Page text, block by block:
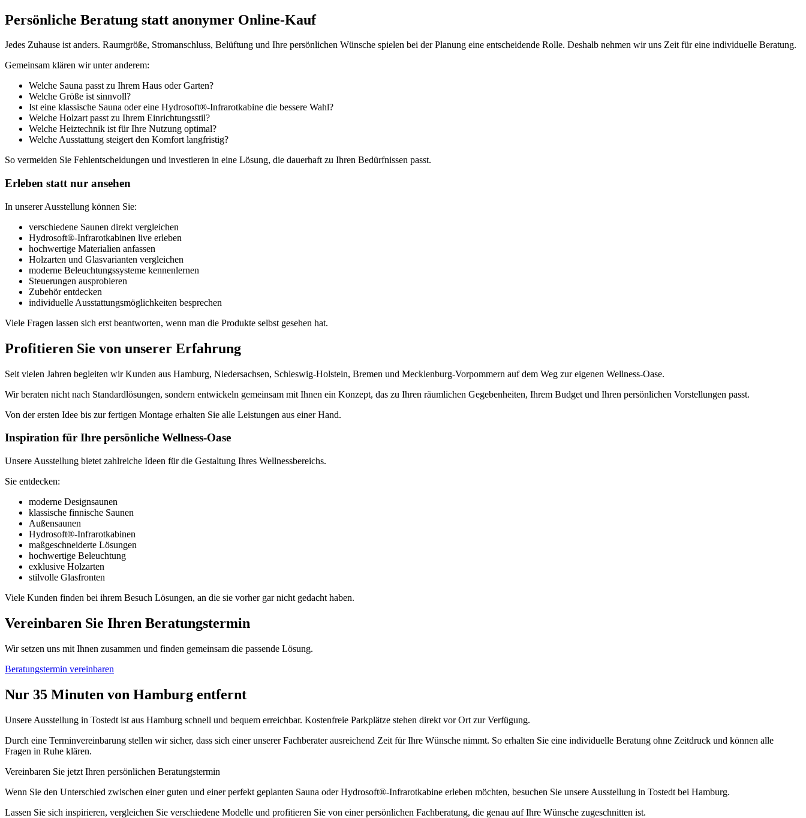
Persönliche Beratung statt anonymer Online-Kauf
Jedes Zuhause ist anders. Raumgröße, Stromanschluss, Belüftung und Ihre persönlichen Wünsche spielen bei der Planung eine entscheidende Rolle. Deshalb nehmen wir uns Zeit für eine individuelle Beratung.
Gemeinsam klären wir unter anderem:
Welche Sauna passt zu Ihrem Haus oder Garten?
Welche Größe ist sinnvoll?
Ist eine klassische Sauna oder eine Hydrosoft®-Infrarotkabine die bessere Wahl?
Welche Holzart passt zu Ihrem Einrichtungsstil?
Welche Heiztechnik ist für Ihre Nutzung optimal?
Welche Ausstattung steigert den Komfort langfristig?
So vermeiden Sie Fehlentscheidungen und investieren in eine Lösung, die dauerhaft zu Ihren Bedürfnissen passt.
Erleben statt nur ansehen
In unserer Ausstellung können Sie:
verschiedene Saunen direkt vergleichen
Hydrosoft®-Infrarotkabinen live erleben
hochwertige Materialien anfassen
Holzarten und Glasvarianten vergleichen
moderne Beleuchtungssysteme kennenlernen
Steuerungen ausprobieren
Zubehör entdecken
individuelle Ausstattungsmöglichkeiten besprechen
Viele Fragen lassen sich erst beantworten, wenn man die Produkte selbst gesehen hat.
Profitieren Sie von unserer Erfahrung
Seit vielen Jahren begleiten wir Kunden aus Hamburg, Niedersachsen, Schleswig-Holstein, Bremen und Mecklenburg-Vorpommern auf dem Weg zur eigenen Wellness-Oase.
Wir beraten nicht nach Standardlösungen, sondern entwickeln gemeinsam mit Ihnen ein Konzept, das zu Ihren räumlichen Gegebenheiten, Ihrem Budget und Ihren persönlichen Vorstellungen passt.
Von der ersten Idee bis zur fertigen Montage erhalten Sie alle Leistungen aus einer Hand.
Inspiration für Ihre persönliche Wellness-Oase
Unsere Ausstellung bietet zahlreiche Ideen für die Gestaltung Ihres Wellnessbereichs.
Sie entdecken:
moderne Designsaunen
klassische finnische Saunen
Außensaunen
Hydrosoft®-Infrarotkabinen
maßgeschneiderte Lösungen
hochwertige Beleuchtung
exklusive Holzarten
stilvolle Glasfronten
Viele Kunden finden bei ihrem Besuch Lösungen, an die sie vorher gar nicht gedacht haben.
Vereinbaren Sie Ihren Beratungstermin
Wir setzen uns mit Ihnen zusammen und finden gemeinsam die passende Lösung.
Beratungstermin vereinbaren
Nur 35 Minuten von Hamburg entfernt
Unsere Ausstellung in Tostedt ist aus Hamburg schnell und bequem erreichbar. Kostenfreie Parkplätze stehen direkt vor Ort zur Verfügung.
Durch eine Terminvereinbarung stellen wir sicher, dass sich einer unserer Fachberater ausreichend Zeit für Ihre Wünsche nimmt. So erhalten Sie eine individuelle Beratung ohne Zeitdruck und können alle
Fragen in Ruhe klären.
Vereinbaren Sie jetzt Ihren persönlichen Beratungstermin
Wenn Sie den Unterschied zwischen einer guten und einer perfekt geplanten Sauna oder Hydrosoft®-Infrarotkabine erleben möchten, besuchen Sie unsere Ausstellung in Tostedt bei Hamburg.
Lassen Sie sich inspirieren, vergleichen Sie verschiedene Modelle und profitieren Sie von einer persönlichen Fachberatung, die genau auf Ihre Wünsche zugeschnitten ist.